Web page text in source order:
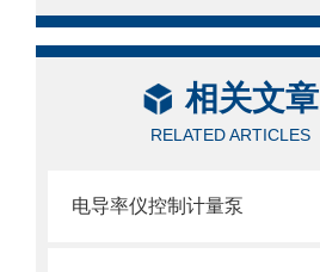
相关文章
RELATED ARTICLES
电导率仪控制计量泵